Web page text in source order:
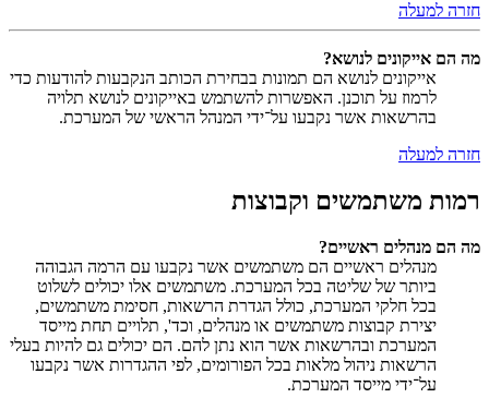
חזרה למעלה
מה הם אייקונים לנושא?
אייקונים לנושא הם תמונות בבחירת הכותב הנקבעות להודעות כדי
לרמוז על תוכנן. האפשרות להשתמש באייקונים לנושא תלויה
בהרשאות אשר נקבעו על־ידי המנהל הראשי של המערכת.
חזרה למעלה
רמות משתמשים וקבוצות
מה הם מנהלים ראשיים?
מנהלים ראשיים הם משתמשים אשר נקבעו עם הרמה הגבוהה
ביותר של שליטה בכל המערכת. משתמשים אלו יכולים לשלוט
בכל חלקי המערכת, כולל הגדרת הרשאות, חסימת משתמשים,
יצירת קבוצות משתמשים או מנהלים, וכד', תלויים תחת מייסד
המערכת ובהרשאות אשר הוא נתן להם. הם יכולים גם להיות בעלי
הרשאות ניהול מלאות בכל הפורומים, לפי ההגדרות אשר נקבעו
על־ידי מייסד המערכת.